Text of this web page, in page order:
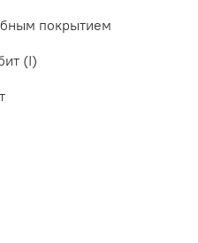
покрытием
(I)